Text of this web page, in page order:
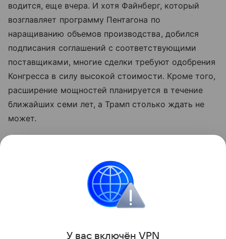
водится, еще вчера. И хотя Файнберг, который
возглавляет программу Пентагона по
наращиванию объемов производства, добился
подписания соглашений с соответствующими
поставщиками, многие сделки требуют одобрения
Конгресса в силу высокой стоимости. Кроме того,
расширение мощностей планируется в течение
ближайших семи лет, а Трамп столько ждать не
может.
беспрецедентные полтора триллиона долларов в
бюджет Пентагона, однако пока прогресса по
каким-либо программам финансирования не
Поделиться
У вас включён VPN